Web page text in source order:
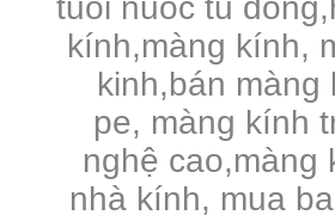
tuoi nuoc tu
kính,màng kính,
kinh,bán
pe, màng kính
nghệ cao,màng
nhà kính, mua